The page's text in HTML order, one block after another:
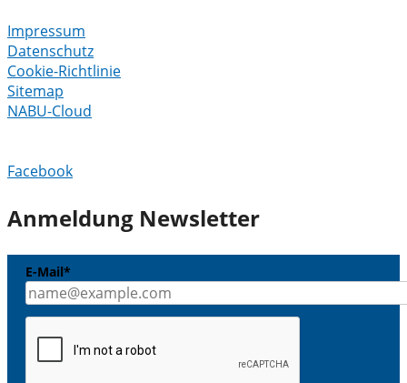
Impressum
Datenschutz
Cookie-Richtlinie
Sitemap
NABU-Cloud
Facebook
Anmeldung Newsletter
E-Mail*